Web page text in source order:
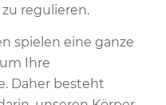
regulieren.
spielen eine ganze
Ihre
Daher besteht